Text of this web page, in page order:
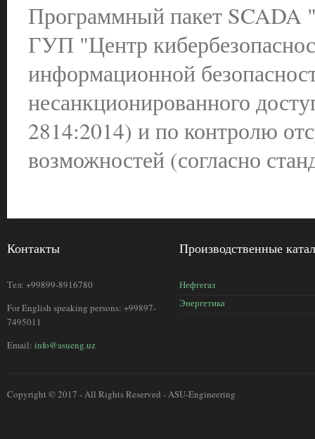
Программный пакет SCADA
ГУП "Центр
информационной
несанкционированного
2814:2014) и по контролю
возможностей (согласно
Контакты
Тел: +99899-8916780
For English speaking persons: +99897-
7495011
Email: info@asueng.uz
Производственные
Нефтегаз
Энергетика
Copyright © 2017 - All Rights Reserved -ASU-Engineering